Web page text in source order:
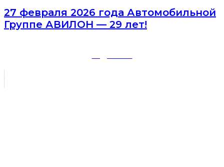
27 февраля 2026 года Автомобильной
Группе АВИЛОН — 29 лет!